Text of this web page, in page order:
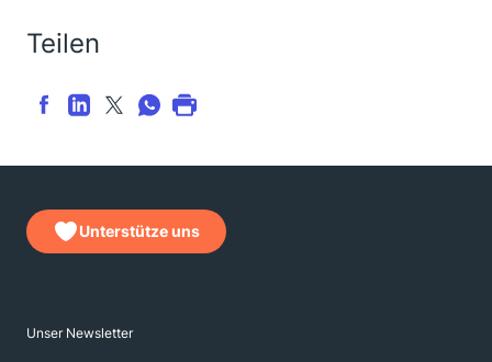
Teilen
Unterstütze uns